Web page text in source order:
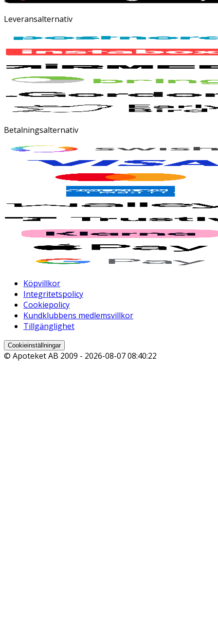
Leveransalternativ
Betalningsalternativ
Köpvillkor
Integritetspolicy
Cookiepolicy
Kundklubbens medlemsvillkor
Tillgänglighet
Cookieinställningar
© Apoteket AB 2009 - 2026-08-07 08:40:22